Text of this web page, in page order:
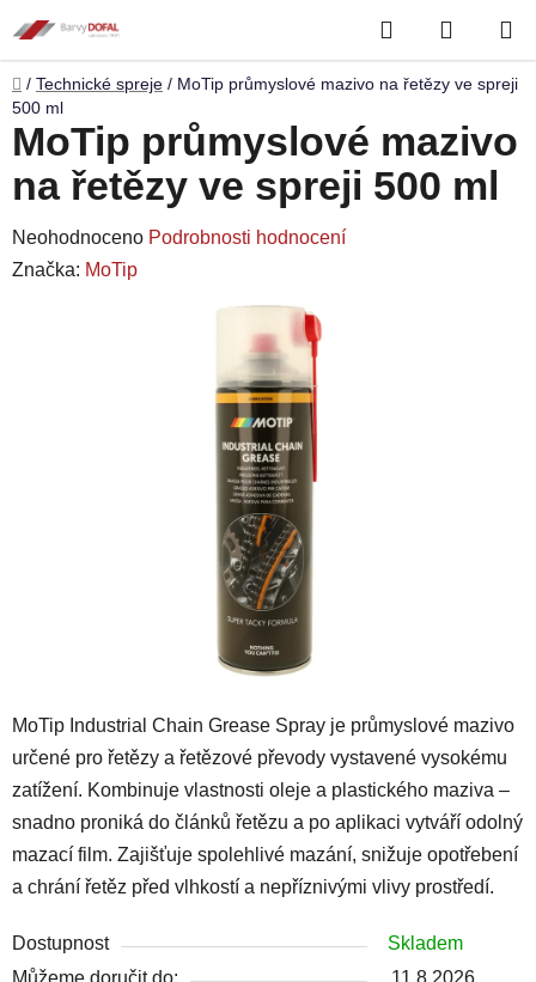
na
obsah
Hledat
KOŠÍK
Domů
/ Technické spreje / MoTip průmyslové mazivo na řetězy ve spreji
500 ml
MoTip Industrial Chain Grease Spray je průmyslové mazivo
určené pro řetězy a řetězové převody vystavené vysokému
zatížení. Kombinuje vlastnosti oleje a plastického maziva –
snadno proniká do článků řetězu a po aplikaci vytváří odolný
mazací film. Zajišťuje spolehlivé mazání, snižuje opotřebení
a chrání řetěz před vlhkostí a nepříznivými vlivy prostředí.
Dostupnost
Skladem
Můžeme doručit do:
11.8.2026
MoTip průmyslové mazivo
na řetězy ve spreji 500 ml
Průměrné
hodnocení
Neohodnoceno Podrobnosti hodnocení
Značka: MoTip